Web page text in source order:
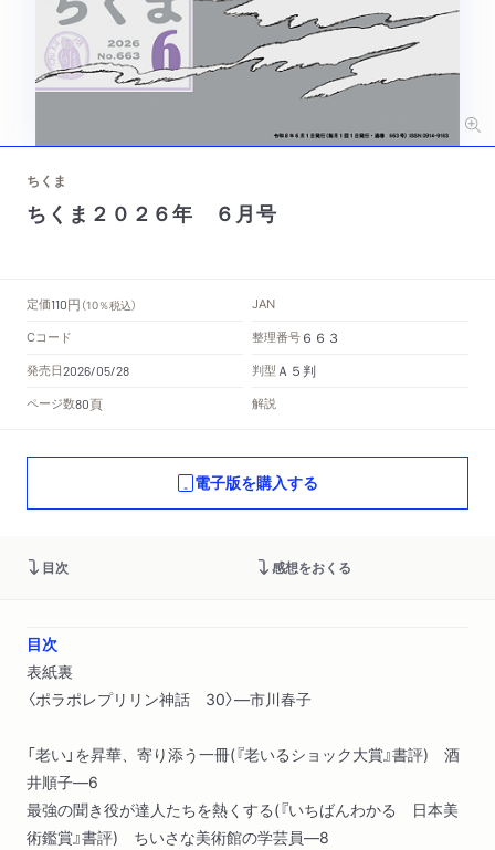
ちくま
ちくま２０２６年 ６月号
定価110円 （10％税込）
JAN
Cコード
整理番号 ６６３
発売日2026/05/28 判型 Ａ５判
ページ数80頁 解説
電子版を購入する
目次 感想をおくる
目次
表紙裏
〈ポラポレプリリン神話 30〉―市川春子
「老い」を昇華、寄り添う一冊(『老いるショック大賞』書評) 酒
井順子―6
最強の聞き役が達人たちを熱くする(『いちばんわかる 日本美
術鑑賞』書評) ちいさな美術館の学芸員―8